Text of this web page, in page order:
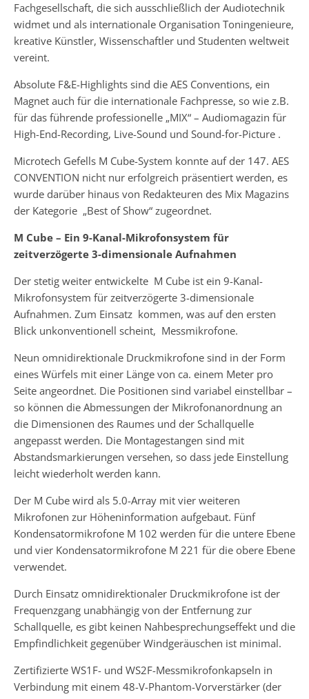
Fachgesellschaft, die sich ausschließlich der Audiotechnik
widmet und als internationale Organisation Toningenieure,
kreative Künstler, Wissenschaftler und Studenten weltweit
vereint.
Absolute F&E-Highlights sind die AES Conventions, ein
Magnet auch für die internationale Fachpresse, so wie z.B.
für das führende professionelle „MIX“ – Audiomagazin für
High-End-Recording, Live-Sound und Sound-for-Picture .
Microtech Gefells M Cube-System konnte auf der 147. AES
CONVENTION nicht nur erfolgreich präsentiert werden, es
wurde darüber hinaus von Redakteuren des Mix Magazins
der Kategorie „Best of Show“ zugeordnet.
M Cube – Ein 9-Kanal-Mikrofonsystem für
zeitverzögerte 3-dimensionale Aufnahmen
Der stetig weiter entwickelte M Cube ist ein 9-Kanal-
Mikrofonsystem für zeitverzögerte 3-dimensionale
Aufnahmen. Zum Einsatz kommen, was auf den ersten
Blick unkonventionell scheint, Messmikrofone.
Neun omnidirektionale Druckmikrofone sind in der Form
eines Würfels mit einer Länge von ca. einem Meter pro
Seite angeordnet. Die Positionen sind variabel einstellbar –
so können die Abmessungen der Mikrofonanordnung an
die Dimensionen des Raumes und der Schallquelle
angepasst werden. Die Montagestangen sind mit
Abstandsmarkierungen versehen, so dass jede Einstellung
leicht wiederholt werden kann.
Der M Cube wird als 5.0-Array mit vier weiteren
Mikrofonen zur Höheninformation aufgebaut. Fünf
Kondensatormikrofone M 102 werden für die untere Ebene
und vier Kondensatormikrofone M 221 für die obere Ebene
verwendet.
Durch Einsatz omnidirektionaler Druckmikrofone ist der
Frequenzgang unabhängig von der Entfernung zur
Schallquelle, es gibt keinen Nahbesprechungseffekt und die
Empfindlichkeit gegenüber Windgeräuschen ist minimal.
Zertifizierte WS1F- und WS2F-Messmikrofonkapseln in
Verbindung mit einem 48-V-Phantom-Vorverstärker (der